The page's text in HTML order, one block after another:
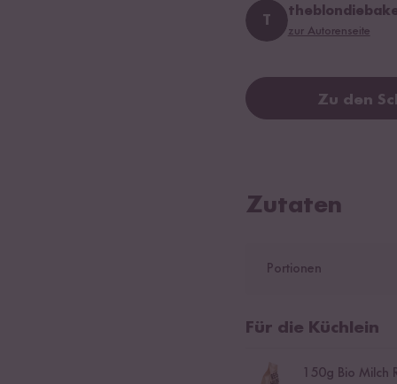
T
zur Autorenseite
Zu den
Zutaten
Portionen
Für die Küchlein
150g Bio Milch